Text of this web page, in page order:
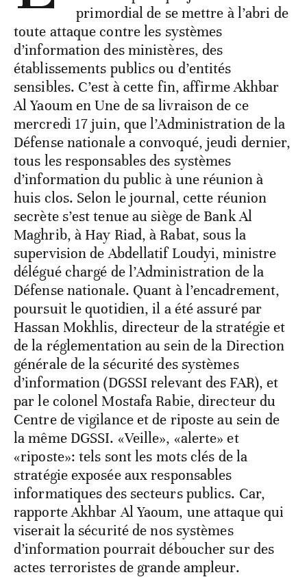
primordial de se mettre à l’abri de
toute attaque contre les systèmes
d’information des ministères, des
établissements publics ou d’entités
sensibles. C’est à cette fin, affirme Akhbar
Al Yaoum en Une de sa livraison de ce
mercredi 17 juin, que l’Administration de la
Défense nationale a convoqué, jeudi dernier,
tous les responsables des systèmes
d’information du public à une réunion à
huis clos. Selon le journal, cette réunion
secrète s’est tenue au siège de Bank Al
Maghrib, à Hay Riad, à Rabat, sous la
supervision de Abdellatif Loudyi, ministre
délégué chargé de l’Administration de la
Défense nationale. Quant à l’encadrement,
poursuit le quotidien, il a été assuré par
Hassan Mokhlis, directeur de la stratégie et
de la réglementation au sein de la Direction
générale de la sécurité des systèmes
d’information (DGSSI relevant des FAR), et
par le colonel Mostafa Rabie, directeur du
Centre de vigilance et de riposte au sein de
la même DGSSI. «Veille», «alerte» et
«riposte»: tels sont les mots clés de la
stratégie exposée aux responsables
informatiques des secteurs publics. Car,
rapporte Akhbar Al Yaoum, une attaque qui
viserait la sécurité de nos systèmes
d’information pourrait déboucher sur des
actes terroristes de grande ampleur.